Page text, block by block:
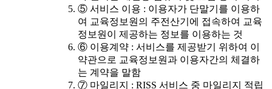
⑤ 서비스 이용 : 이용자가 단말기를 이용하
여 교육정보원의 주전산기에 접속하여 교육
정보원이 제공하는 정보를 이용하는 것
⑥ 이용계약 : 서비스를 제공받기 위하여 이
약관으로 교육정보원과 이용자간의 체결하
는 계약을 말함
⑦ 마일리지 : RISS 서비스 중 마일리지 적립